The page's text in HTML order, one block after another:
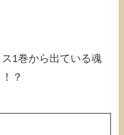
1巻から出ている魂
？